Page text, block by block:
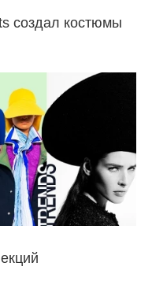
создал костюмы